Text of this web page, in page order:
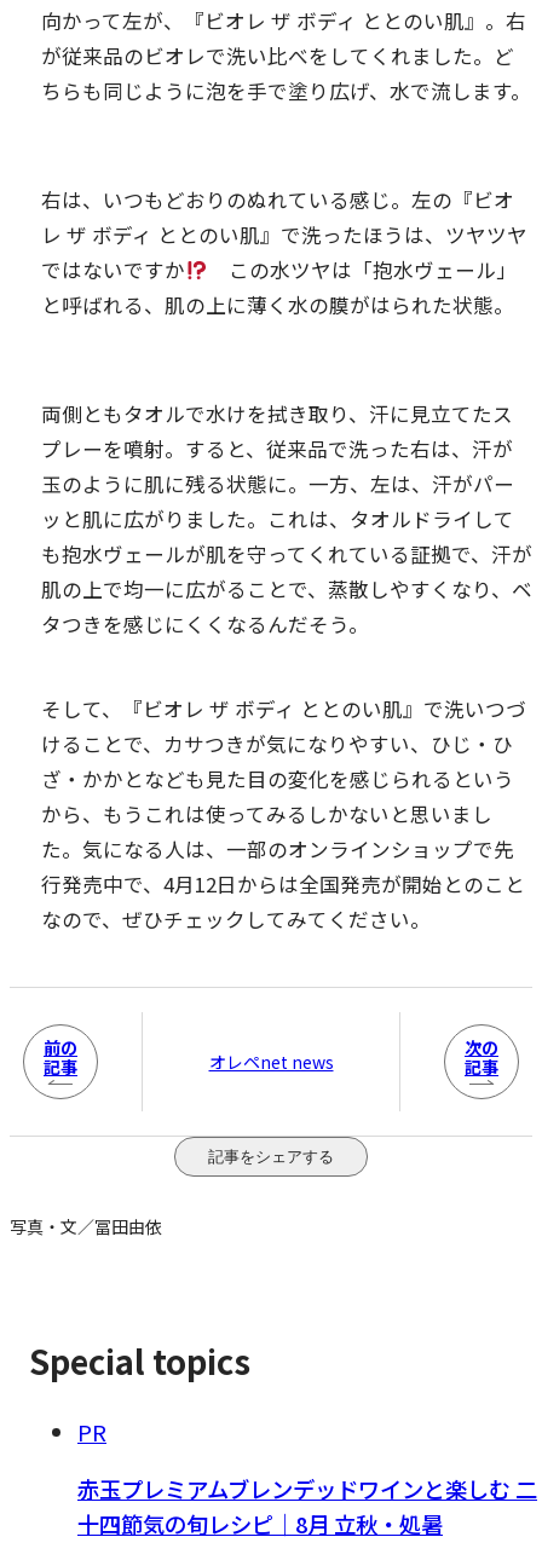
向かって左が、『ビオレ ザ ボディ ととのい肌』。右
が従来品のビオレで洗い比べをしてくれました。ど
ちらも同じように泡を手で塗り広げ、水で流します。
右は、いつもどおりのぬれている感じ。左の『ビオ
レ ザ ボディ ととのい肌』で洗ったほうは、ツヤツヤ
ではないですか
この水ツヤは「抱水ヴェール」
と呼ばれる、肌の上に薄く水の膜がはられた状態。
両側ともタオルで水けを拭き取り、汗に見立てたス
プレーを噴射。すると、従来品で洗った右は、汗が
玉のように肌に残る状態に。一方、左は、汗がパー
ッと肌に広がりました。これは、タオルドライして
も抱水ヴェールが肌を守ってくれている証拠で、汗が
肌の上で均一に広がることで、蒸散しやすくなり、ベ
タつきを感じにくくなるんだそう。
そして、『ビオレ ザ ボディ ととのい肌』で洗いつづ
けることで、カサつきが気になりやすい、ひじ・ひ
ざ・かかとなども見た目の変化を感じられるという
から、もうこれは使ってみるしかないと思いまし
た。気になる人は、一部のオンラインショップで先
行発売中で、4月12日からは全国発売が開始とのこと
なので、ぜひチェックしてみてください。
前の
記事
オレペnet news
次の
記事
記事をシェアする
写真・文／冨田由依
Special topics
PR
赤玉プレミアムブレンデッドワインと楽しむ 二
十四節気の旬レシピ｜8月 立秋・処暑